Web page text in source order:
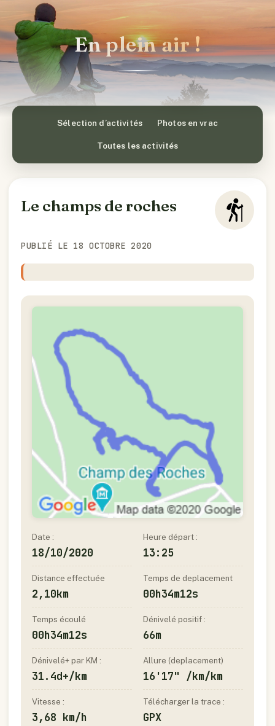
En plein air !
Sélection d’activités Photos en vrac
Toutes les activités
Le champs de roches
PUBLIÉ LE 18 OCTOBRE 2020
Date :
18/10/2020
Heure départ :
13:25
Distance effectuée
2,10km
Temps de deplacement
00h34m12s
Temps écoulé
00h34m12s
Dénivelé positif :
66m
Dénivelé+ par KM :
31.4d+/km
Allure (deplacement)
16'17" /km/km
Vitesse :
3,68 km/h
Télécharger la trace :
GPX